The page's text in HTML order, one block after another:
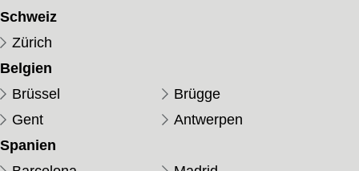
Schweiz
Zürich
Belgien
Brüssel
Brügge
Gent
Antwerpen
Spanien